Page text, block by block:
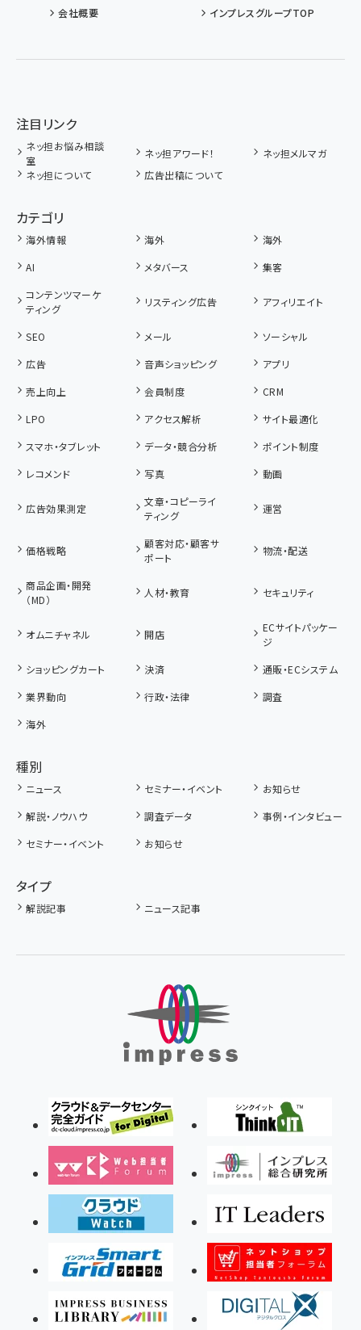
会社概要
インプレスグループTOP
注目リンク
ネッ担お悩み相談
室
ネッ担アワード！
ネッ担メルマガ
ネッ担について
広告出稿について
カテゴリ
海外情報 海外
海外
AI
メタバース
集客
コンテンツマーケ
ティング
リスティング広告 アフィリエイト
SEO メール
ソーシャル
広告
音声ショッピング
アプリ
売上向上
会員制度
CRM
LPO
アクセス解析
サイト最適化
スマホ・タブレット
データ・競合分析
ポイント制度
レコメンド
写真 動画
広告効果測定
文章・コピーライ
ティング
運営
価格戦略
顧客対応・顧客サ
ポート
物流・配送
商品企画・開発
（MD）
人材・教育 セキュリティ
オムニチャネル 開店
ECサイトパッケー
ジ
ショッピングカート
決済
通販・ECシステム
業界動向
行政・法律
調査
海外
種別
ニュース セミナー・イベント
お知らせ
解説・ノウハウ
調査データ
事例・インタビュー
セミナー・イベント
お知らせ
タイプ
解説記事 ニュース記事